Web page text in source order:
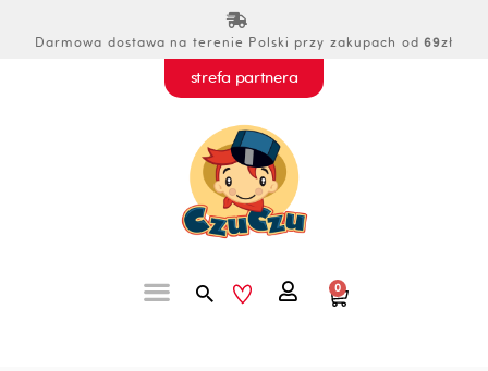
Darmowa dostawa na terenie Polski przy zakupach od 69zł
strefa partnera
Szukaj 0
Wózek